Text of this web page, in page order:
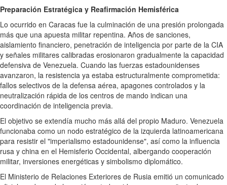
Preparación Estratégica y Reafirmación Hemisférica
Lo ocurrido en Caracas fue la culminación de una presión prolongada
más que una apuesta militar repentina. Años de sanciones,
aislamiento financiero, penetración de inteligencia por parte de la CIA
y señales militares calibradas erosionaron gradualmente la capacidad
defensiva de Venezuela. Cuando las fuerzas estadounidenses
avanzaron, la resistencia ya estaba estructuralmente comprometida:
fallos selectivos de la defensa aérea, apagones controlados y la
neutralización rápida de los centros de mando indican una
coordinación de inteligencia previa.
El objetivo se extendía mucho más allá del propio Maduro. Venezuela
funcionaba como un nodo estratégico de la izquierda latinoamericana
para resistir el "imperialismo estadounidense", así como la influencia
rusa y china en el Hemisferio Occidental, albergando cooperación
militar, inversiones energéticas y simbolismo diplomático.
El Ministerio de Relaciones Exteriores de Rusia emitió un comunicado